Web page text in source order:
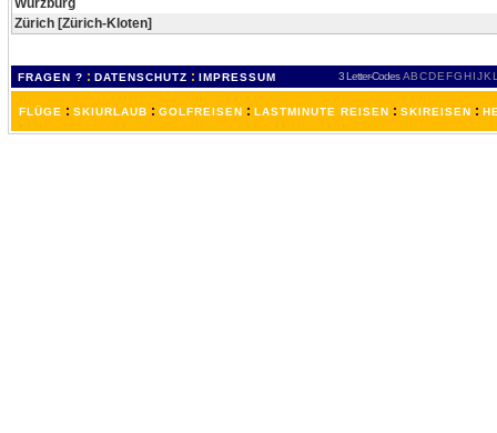
Zürich [Zürich-Kloten]
FRAGEN ? : DATENSCHUTZ : IMPRESSUM 3 Letter-Codes ABCDEFGH IJKL
FLÜGE : SKIURLAUB : GOLFREISEN : LASTMINUTE REISEN : SKIREISEN :